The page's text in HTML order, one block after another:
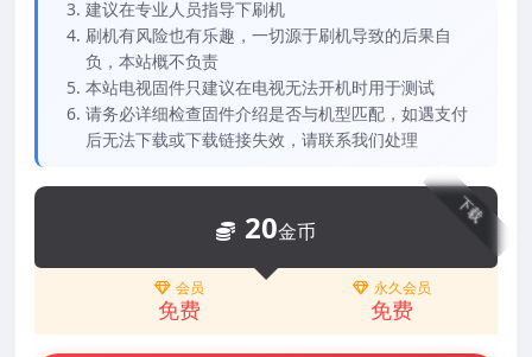
建议在专业人员指导下刷机
刷机有风险也有乐趣，一切源于刷机导致的后果自
负，本站概不负责
本站电视固件只建议在电视无法开机时用于测试
请务必详细检查固件介绍是否与机型匹配，如遇支付
后无法下载或下载链接失效，请联系我们处理
下载
20金币
会员
免费
永久会员
免费